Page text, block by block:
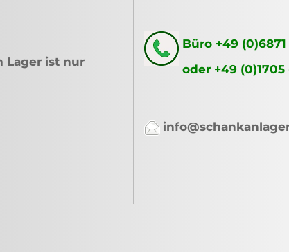
Lager ist nur
Büro +49
oder +49